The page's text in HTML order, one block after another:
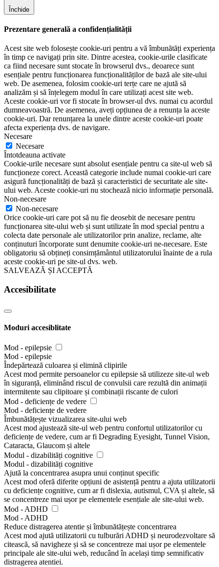
Închide
Prezentare generală a confidențialității
Acest site web folosește cookie-uri pentru a vă îmbunătăți experiența
în timp ce navigați prin site. Dintre acestea, cookie-urile clasificate
ca fiind necesare sunt stocate în browserul dvs., deoarece sunt
esențiale pentru funcționarea funcționalităților de bază ale site-ului
web. De asemenea, folosim cookie-uri terțe care ne ajută să
analizăm și să înțelegem modul în care utilizați acest site web.
Aceste cookie-uri vor fi stocate în browser-ul dvs. numai cu acordul
dumneavoastră. De asemenea, aveți opțiunea de a renunța la aceste
cookie-uri. Dar renunțarea la unele dintre aceste cookie-uri poate
afecta experiența dvs. de navigare.
Necesare
Necesare
Întotdeauna activate
Cookie-urile necesare sunt absolut esențiale pentru ca site-ul web să
funcționeze corect. Această categorie include numai cookie-uri care
asigură funcționalități de bază și caracteristici de securitate ale site-
ului web. Aceste cookie-uri nu stochează nicio informație personală.
Non-necesare
Non-necesare
Orice cookie-uri care pot să nu fie deosebit de necesare pentru
funcționarea site-ului web și sunt utilizate în mod special pentru a
colecta date personale ale utilizatorilor prin analize, reclame, alte
conținuturi încorporate sunt denumite cookie-uri ne-necesare. Este
obligatoriu să obțineți consimțământul utilizatorului înainte de a rula
aceste cookie-uri pe site-ul dvs. web.
SALVEAZĂ ȘI ACCEPTĂ
Accesibilitate
Moduri accesiblitate
Mod - epilepsie
Mod - epilepsie
Îndepărtează culoarea și elimină clipirile
Acest mod permite persoanelor cu epilepsie să utilizeze site-ul web
în siguranță, eliminând riscul de convulsii care rezultă din animații
intermitente sau clipitoare și combinații riscante de culori
Mod - deficiențe de vedere
Mod - deficiențe de vedere
Îmbunătățește vizualizarea site-ului web
Acest mod ajustează site-ul web pentru confortul utilizatorilor cu
deficiențe de vedere, cum ar fi Degrading Eyesight, Tunnel Vision,
Cataracta, Glaucom și altele
Modul - dizabilități cognitive
Modul - dizabilități cognitive
Ajută la concentrarea asupra unui conținut specific
Acest mod oferă diferite opțiuni de asistență pentru a ajuta utilizatorii
cu deficiențe cognitive, cum ar fi dislexia, autismul, CVA și altele, să
se concentreze mai ușor pe elementele esențiale ale site-ului web.
Mod - ADHD
Mod - ADHD
Reduce distragerea atentie și îmbunătățește concentrarea
Acest mod ajută utilizatorii cu tulburări ADHD și neurodezvoltare să
citească, să navigheze și să se concentreze mai ușor pe elementele
principale ale site-ului web, reducând în același timp semnificativ
distragerea atentiei.